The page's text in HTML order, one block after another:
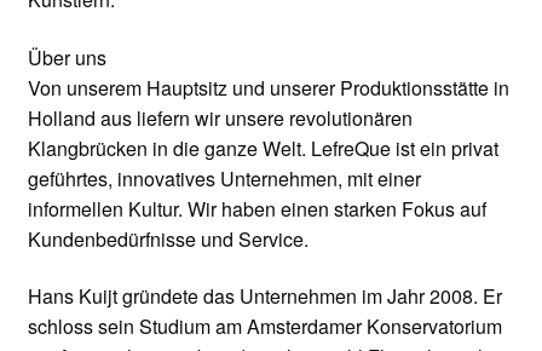
Über uns
Von unserem Hauptsitz und unserer Produktionsstätte in
Holland aus liefern wir unsere revolutionären
Klangbrücken in die ganze Welt. LefreQue ist ein privat
geführtes, innovatives Unternehmen, mit einer
informellen Kultur. Wir haben einen starken Fokus auf
Kundenbedürfnisse und Service.
Hans Kuijt gründete das Unternehmen im Jahr 2008. Er
schloss sein Studium am Amsterdamer Konservatorium